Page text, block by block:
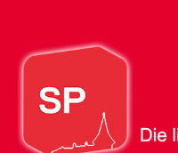
Inhalt